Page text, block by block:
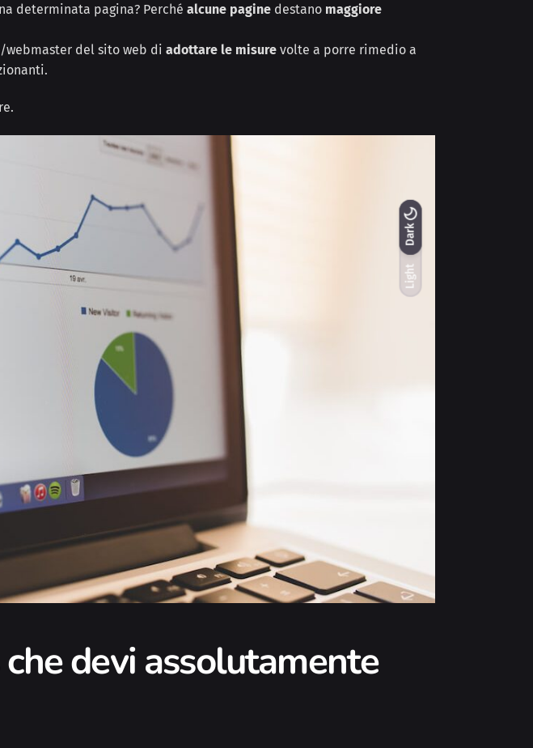
Light
Dark
Light
Dark
determinata pagina? Perchéalcune pagine destano maggiore
webmaster del sito web diadottare le misure volte a porre rimedio a
devi assolutamente